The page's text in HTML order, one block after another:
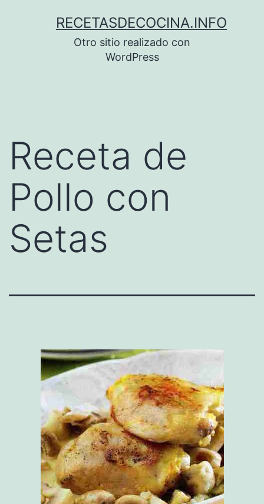
RECETASDECOCINA.INFO
Otro sitio realizado con
WordPress
Receta de
Pollo con
Setas